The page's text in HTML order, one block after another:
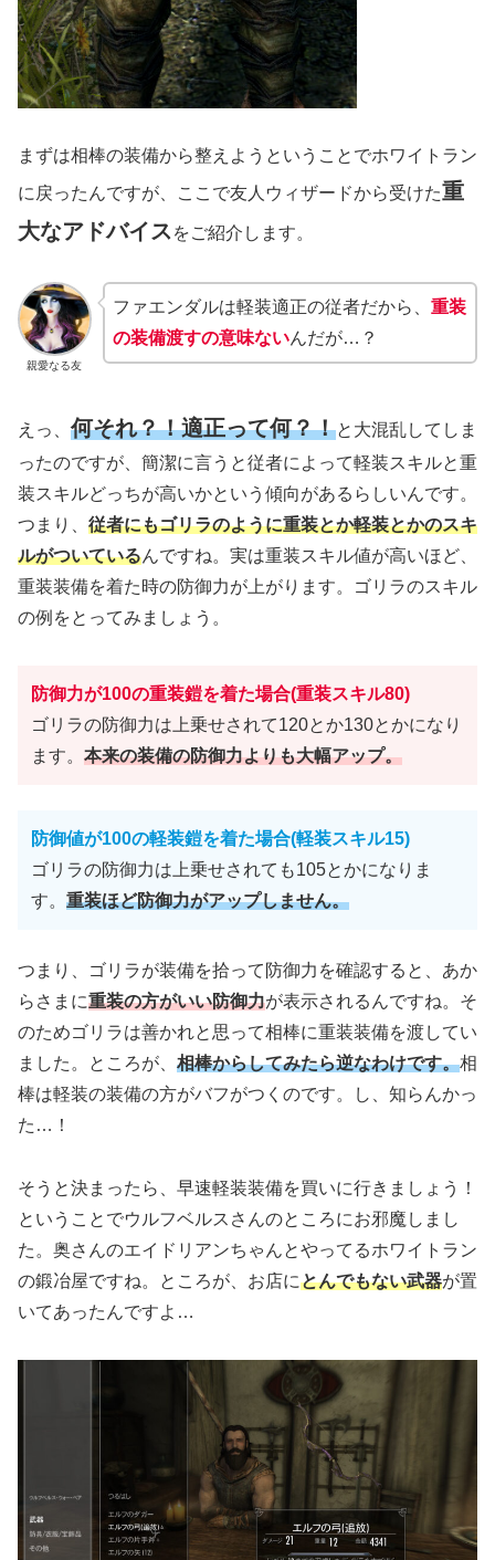
まずは相棒の装備から整えようということでホワイトラン
に戻ったんですが、ここで友人ウィザードから受けた重
大なアドバイス をご紹介します。
親愛なる友
ファエンダルは軽装適正の従者だから、 重装
の装備渡すの意味ないんだが…？
えっ、 何それ？！適正って何？！と大混乱してしま
ったのですが、簡潔に言うと従者によって軽装スキルと重
装スキルどっちが高いかという傾向があるらしいんです。
つまり、 従者にもゴリラのように重装とか軽装とかのスキ
ルがついているんですね。実は重装スキル値が高いほど、
重装装備を着た時の防御力が上がります。ゴリラのスキル
の例をとってみましょう。
防御力が100の重装鎧を着た場合(重装スキル80)
ゴリラの防御力は上乗せされて120とか130とかになり
ます。 本来の装備の防御力よりも大幅アップ。
防御値が100の軽装鎧を着た場合(軽装スキル15)
ゴリラの防御力は上乗せされても105とかになりま
す。 重装ほど防御力がアップしません。
つまり、ゴリラが装備を拾って防御力を確認すると、あか
らさまに重装の方がいい防御力が表示されるんですね。そ
のためゴリラは善かれと思って相棒に重装装備を渡してい
ました。ところが、 相棒からしてみたら逆なわけです。相
棒は軽装の装備の方がバフがつくのです。し、知らんかっ
た…！
そうと決まったら、早速軽装装備を買いに行きましょう！
ということでウルフベルスさんのところにお邪魔しまし
た。奥さんのエイドリアンちゃんとやってるホワイトラン
の鍛冶屋ですね。ところが、お店にとんでもない武器が置
いてあったんですよ…